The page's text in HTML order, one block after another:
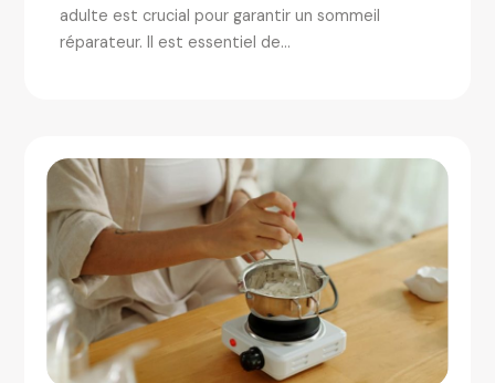
adulte est crucial pour garantir un sommeil
réparateur. Il est essentiel de...